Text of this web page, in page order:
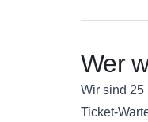
Wer
Wir sind 25
Ticket-